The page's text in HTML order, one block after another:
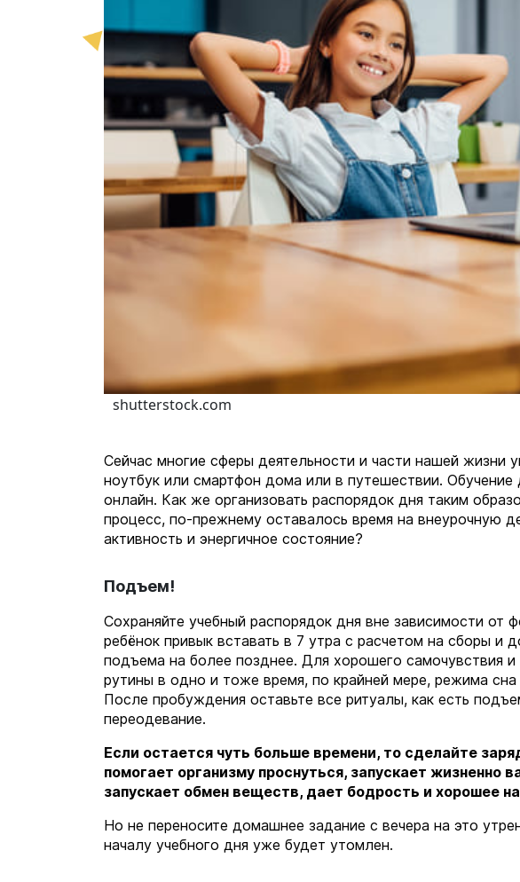
shutterstock.com
Сейчас многие сферы деятельности и части нашей жизни
ноутбук или смартфон дома или в путешествии.
онлайн. Как же организовать распорядок дня таким
процесс, по-прежнему оставалось время на внеурочную
активность и энергичное состояние?
Подъем!
Сохраняйте учебный распорядок дня вне зависимости от
ребёнок привык вставать в 7 утра с расчетом на сборы и
подъема на более позднее. Для хорошего самочувствия
рутины в одно и тоже время, по крайней мере, режима
После пробуждения оставьте все ритуалы, как есть
переодевание.
Если остается чуть больше времени, то сделайте
помогает организму проснуться, запускает жизненно
запускает обмен веществ, дает бодрость и хорошее
Но не переносите домашнее задание с вечера на это
началу учебного дня уже будет утомлен.